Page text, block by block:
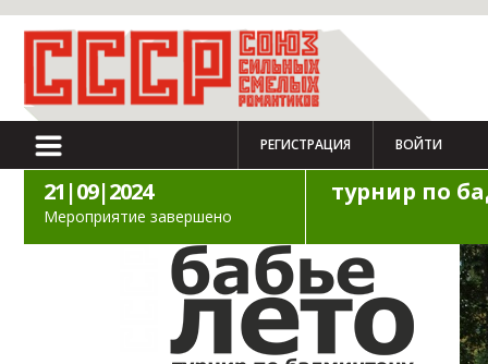
РЕГИСТРАЦИЯ ВОЙТИ
21|09|2024
Мероприятие завершено
турнир по